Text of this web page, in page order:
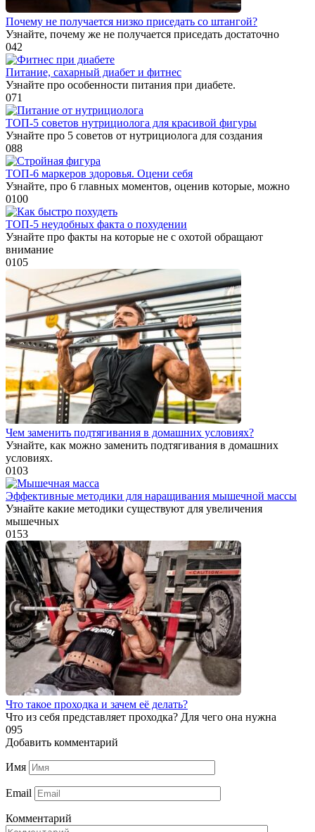
Почему не получается низко приседать со штангой?
Узнайте, почему же не получается приседать достаточно
042
Питание, сахарный диабет и фитнес
Узнайте про особенности питания при диабете.
071
ТОП-5 советов нутрициолога для красивой фигуры
Узнайте про 5 советов от нутрициолога для создания
088
ТОП-6 маркеров здоровья. Оцени себя
Узнайте, про 6 главных моментов, оценив которые, можно
0100
ТОП-5 неудобных факта о похудении
Узнайте про факты на которые не с охотой обращают
внимание
0105
Чем заменить подтягивания в домашних условиях?
Узнайте, как можно заменить подтягивания в домашних
условиях.
0103
Эффективные методики для наращивания мышечной массы
Узнайте какие методики существуют для увеличения
мышечных
0153
Что такое проходка и зачем её делать?
Что из себя представляет проходка? Для чего она нужна
095
Добавить комментарий
Имя
Email
Комментарий